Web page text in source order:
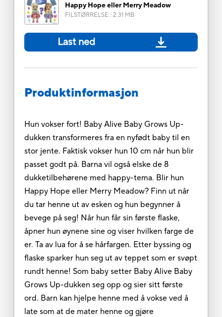
Happy Hope eller Merry Meadow
FILSTØRRELSE : 2.31 MB
Last ned
Produktinformasjon
Hun vokser fort! Baby Alive Baby Grows Up-
dukken transformeres fra en nyfødt baby til en
stor jente. Faktisk vokser hun 10 cm når hun blir
passet godt på. Barna vil også elske de 8
dukketilbehørene med happy-tema. Blir hun
Happy Hope eller Merry Meadow? Finn ut når
du tar henne ut av esken og hun begynner å
bevege på seg! Når hun får sin første flaske,
åpner hun øynene sine og viser hvilken farge de
er. Ta av lua for å se hårfargen. Etter byssing og
flaske sparker hun seg ut av teppet som er svøpt
rundt henne! Som baby setter Baby Alive Baby
Grows Up-dukken seg opp og sier sitt første
ord. Barn kan hjelpe henne med å vokse ved å
late som at de mater henne og gjøre